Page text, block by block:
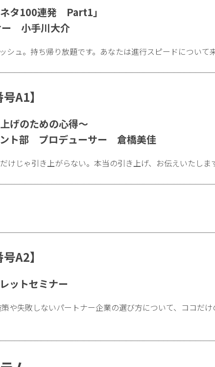
ネタ100連発 Part1」
小手川大介
シュ。持ち帰り放題です。あなたは進行スピードについて
A1】
げのための心得〜
ント部 プロデューサー 倉橋美佳
けじゃ引き上がらない。本当の引き上げ、お伝えいたしま
A2】
ットセミナー
や失敗しないパートナー企業の選び方について、ココだ